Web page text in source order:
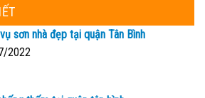
sơn nhà đẹp tại quận Tân Bình
2022